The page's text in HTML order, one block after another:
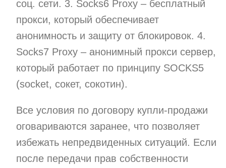
соц. сети. 3. Socks6 Proxy – бесплатный
прокси, который обеспечивает
анонимность и защиту от блокировок. 4.
Socks7 Proxy – анонимный прокси сервер,
который работает по принципу SOCKS5
(socket, сокет, сокотин).
Все условия по договору купли-продажи
оговариваются заранее, что позволяет
избежать непредвиденных ситуаций. Если
после передачи прав собственности